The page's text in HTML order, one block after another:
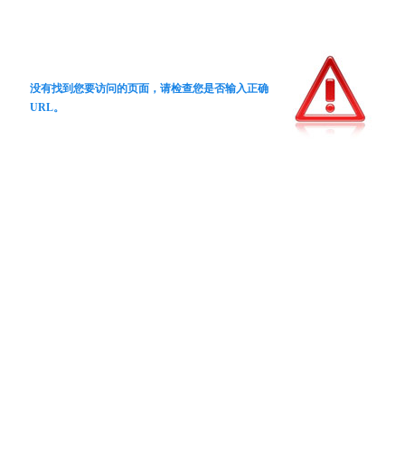
没有找到您要访问的页面，请检查您是否输入正确
URL。